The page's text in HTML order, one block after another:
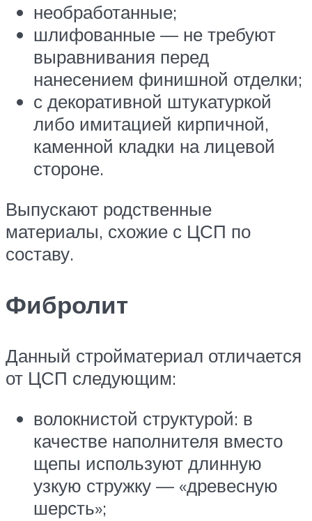
необработанные;
шлифованные — не требуют
выравнивания перед
нанесением финишной отделки;
с декоративной штукатуркой
либо имитацией кирпичной,
каменной кладки на лицевой
стороне.
Выпускают родственные
материалы, схожие с ЦСП по
составу.
Фибролит
Данный стройматериал отличается
от ЦСП следующим:
волокнистой структурой: в
качестве наполнителя вместо
щепы используют длинную
узкую стружку — «древесную
шерсть»;